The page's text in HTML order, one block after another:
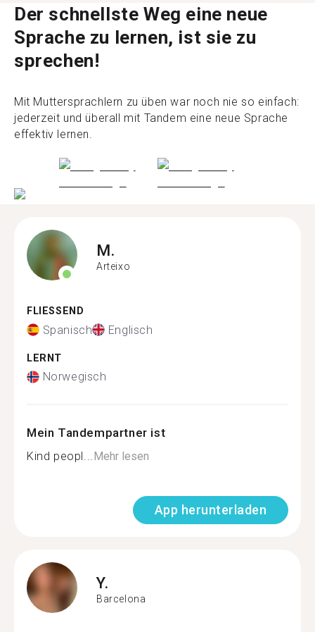
Der schnellste Weg eine neue
Sprache zu lernen, ist sie zu
sprechen!
Mit Muttersprachlern zu üben war noch nie so einfach:
jederzeit und überall mit Tandem eine neue Sprache
effektiv lernen.
M.
Arteixo
FLIESSEND
Spanisch Englisch
LERNT
Norwegisch
Mein Tandempartner ist
Kind peopl...Mehr lesen
App herunterladen
Y.
Barcelona